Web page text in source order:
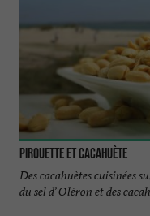
Pirouette et Cacahuète
Des cacahuètes cuisinées
du sel d’ Oléron et des